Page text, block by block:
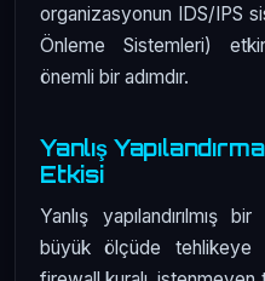
organizasyonun IDS/IPS
Önleme Sistemleri)
önemli bir adımdır.
Yanlış
Etkisi
Yanlış yapılandırılmış
büyük ölçüde tehlikeye